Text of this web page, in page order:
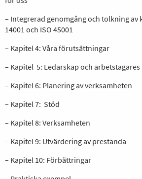
– Integrerad genomgång och tolkning av
14001 och ISO 45001
– Kapitel 4: Våra förutsättningar
– Kapitel 5: Ledarskap och
– Kapitel 6: Planering av verksamheten
– Kapitel 7: Stöd
– Kapitel 8: Verksamheten
– Kapitel 9: Utvärdering av prestanda
– Kapitel 10: Förbättringar